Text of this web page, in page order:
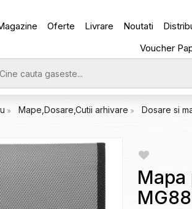
Oferte Livrare Noutati
Voucher
Mape,Dosare,Cutii arhivare Dosare si
Mapa